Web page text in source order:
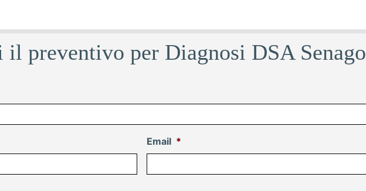
il preventivo per Diagnosi DSA Senago
Email *